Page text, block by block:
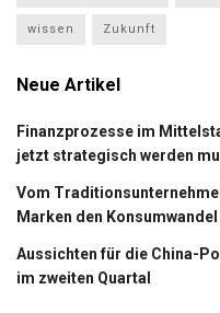
wissen Zukunft
Neue Artikel
Finanzprozesse im
jetzt strategisch werden
Vom
Marken den
Aussichten für die China-
im zweiten Quartal